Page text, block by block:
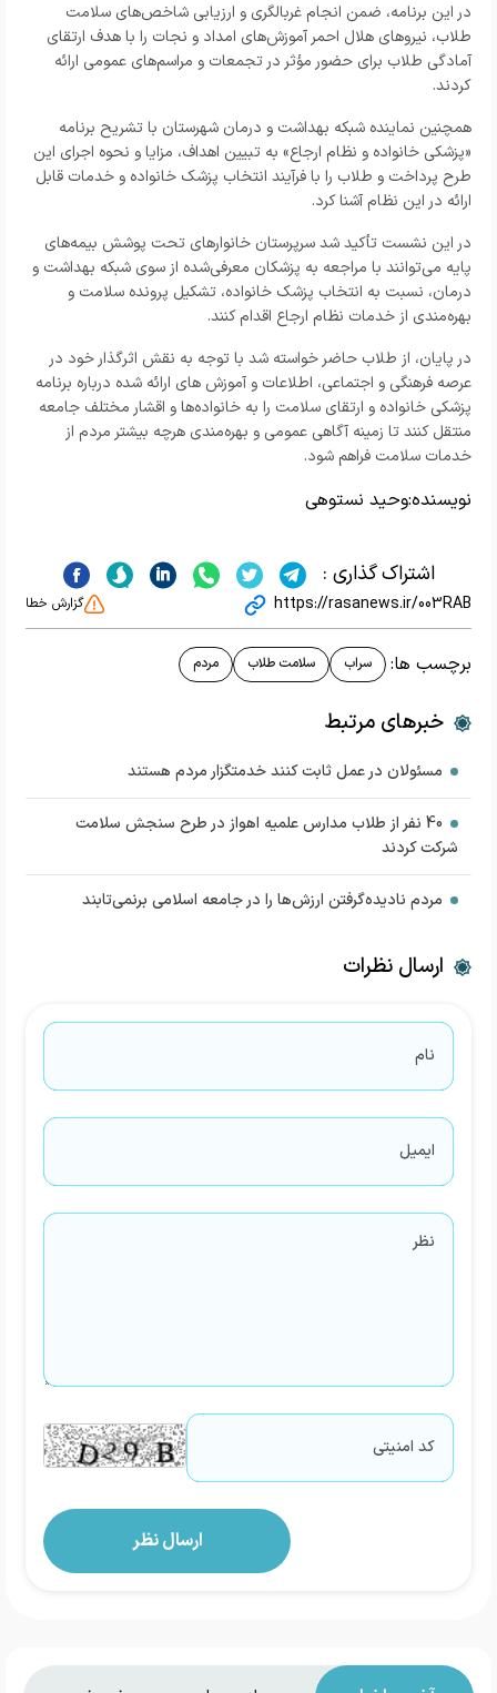
در این برنامه، ضمن انجام غربالگری و ارزیابی شاخص‌های سلامت
طلاب، نیروهای هلال احمر آموزش‌های امداد و نجات را با هدف ارتقای
آمادگی طلاب برای حضور مؤثر در تجمعات و مراسم‌های عمومی ارائه
کردند.
همچنین نماینده شبکه بهداشت و درمان شهرستان با تشریح برنامه
«پزشکی خانواده و نظام ارجاع» به تبیین اهداف، مزایا و نحوه اجرای این
طرح پرداخت و طلاب را با فرآیند انتخاب پزشک خانواده و خدمات قابل
ارائه در این نظام آشنا کرد.
در این نشست تأکید شد سرپرستان خانوارهای تحت پوشش بیمه‌های
پایه می‌توانند با مراجعه به پزشکان معرفی‌شده از سوی شبکه بهداشت و
درمان، نسبت به انتخاب پزشک خانواده، تشکیل پرونده سلامت و
بهره‌مندی از خدمات نظام ارجاع اقدام کنند.
در پایان، از طلاب حاضر خواسته شد با توجه به نقش اثرگذار خود در
عرصه فرهنگی و اجتماعی، اطلاعات و آموزش‌ های ارائه‌ شده درباره برنامه
پزشکی خانواده و ارتقای سلامت را به خانواده‌ها و اقشار مختلف جامعه
منتقل کنند تا زمینه آگاهی عمومی و بهره‌مندی هرچه بیشتر مردم از
خدمات سلامت فراهم شود.
نویسنده:وحید نستوهی
اشتراک گذاری :
https://rasanews.ir/003RAB گزارش خطا
برچسب ها: سراب سلامت طلاب مردم
خبرهای مرتبط
مسئولان در عمل ثابت کنند خدمتگزار مردم هستند
40 نفر از طلاب مدارس علمیه اهواز در طرح سنجش سلامت
شرکت کردند
مردم‌ نادیده‌گرفتن ارزش‌ها را در جامعه اسلامی برنمی‌تابند
ارسال نظرات